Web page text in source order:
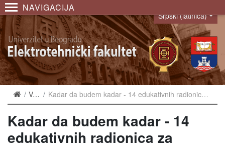
NAVIGACIJA
Language
Srpski (latinica)
Vesti Kadar da budem kadar - 14 edukativnih radionica za studente
Kadar da budem kadar - 14
edukativnih radionica za